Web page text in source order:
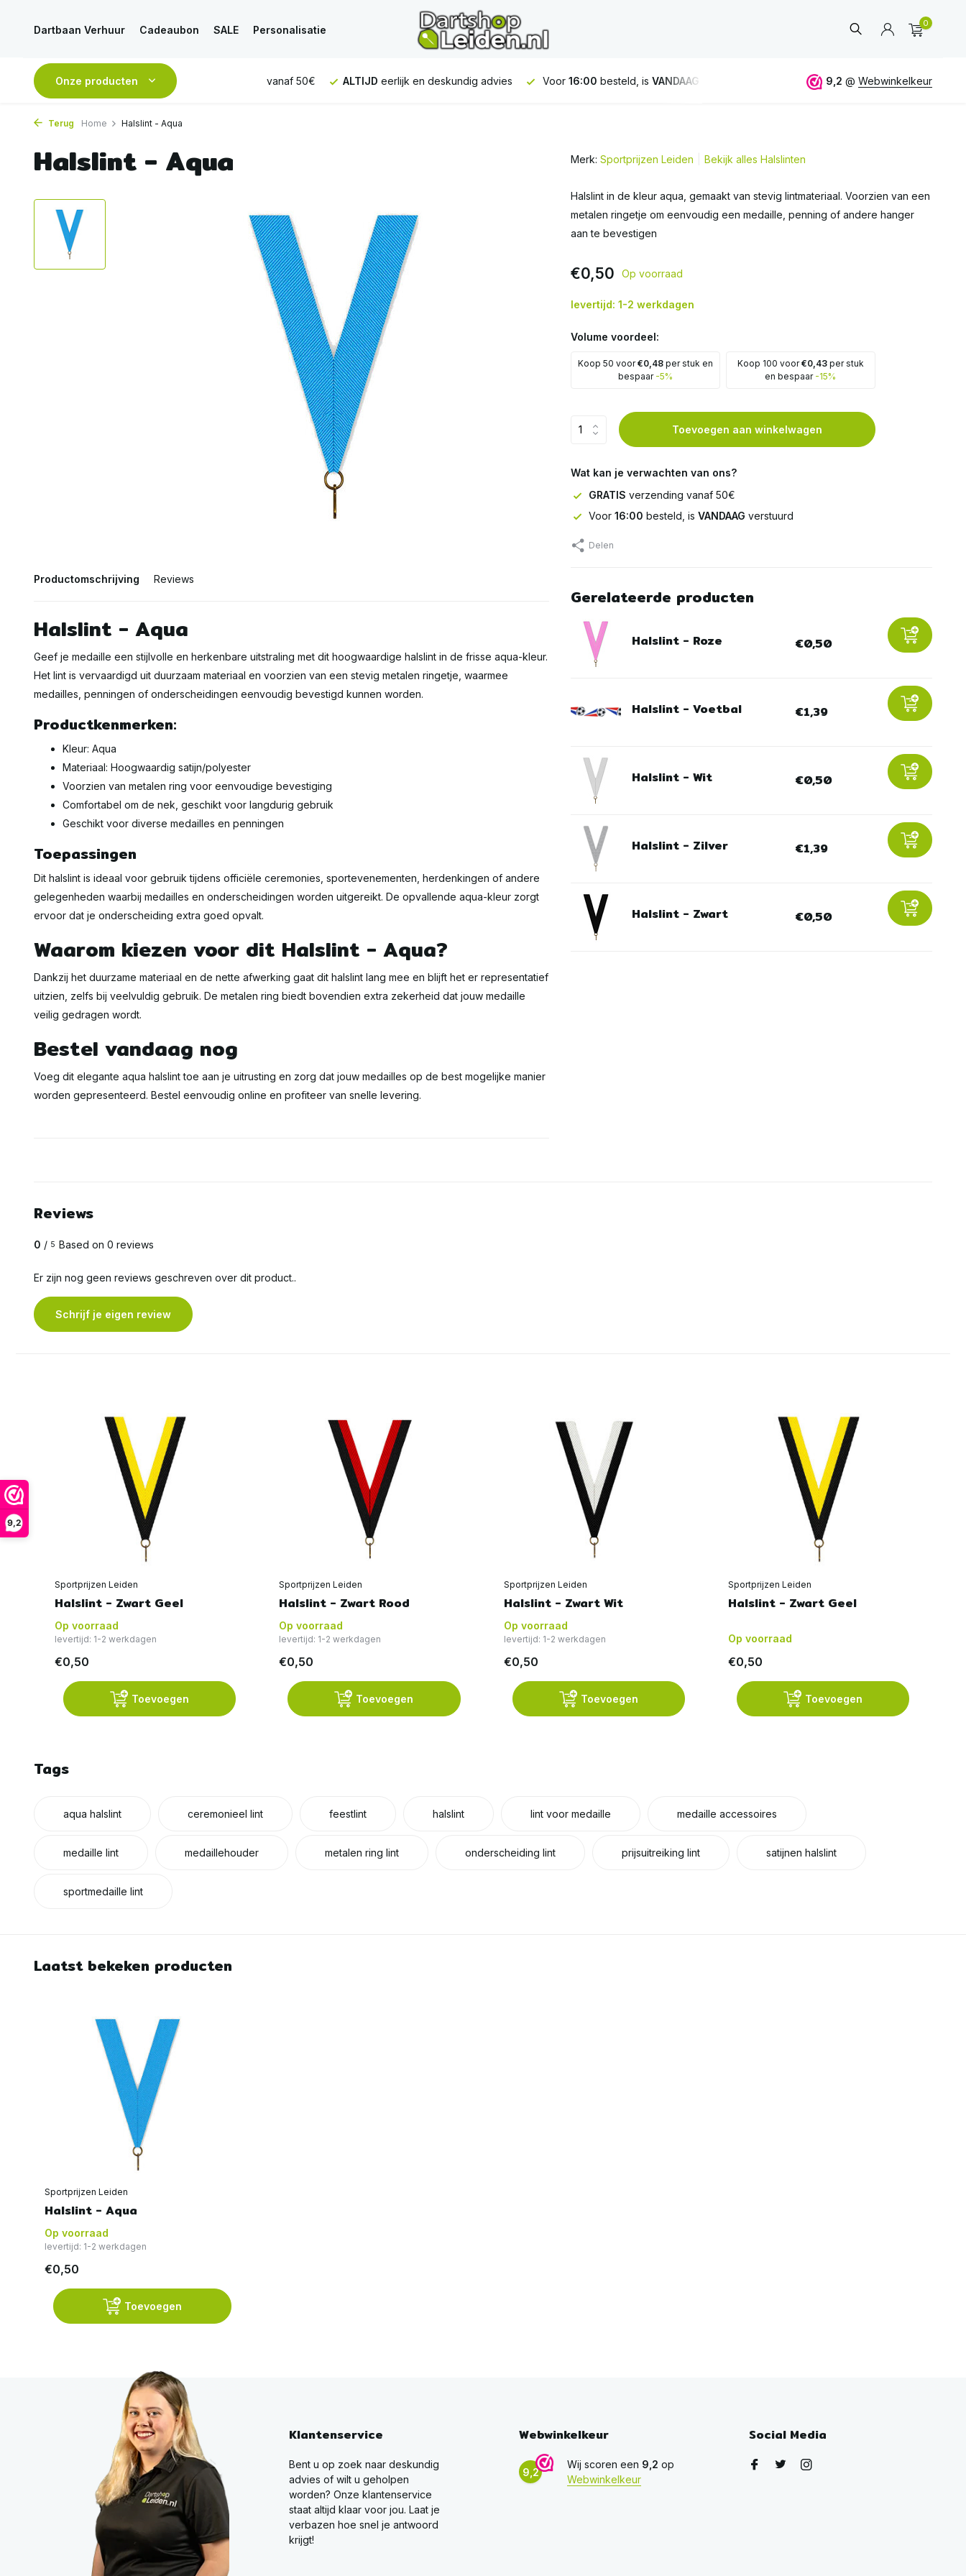
9,2
Dartbaan Verhuur Cadeaubon SALE Personalisatie
0
Onze producten
VANDAAGverstuurd GRATIS verzending vanaf 50€ ALTIJDeerlijk en deskundig advies Voor 16:00besteld, isVANDAAGverstuurd verzending vanaf 50€
9,2 @ Webwinkelkeur
Terug Home Halslint - Aqua
Halslint - Aqua
Productomschrijving Reviews
Halslint - Aqua
Geef je medaille een stijlvolle en herkenbare uitstraling met dit hoogwaardige halslint in de frisse aqua-kleur.
Het lint is vervaardigd uit duurzaam materiaal en voorzien van een stevig metalen ringetje, waarmee
medailles, penningen of onderscheidingen eenvoudig bevestigd kunnen worden.
Productkenmerken:
Kleur: Aqua
Materiaal: Hoogwaardig satijn/polyester
Voorzien van metalen ring voor eenvoudige bevestiging
Comfortabel om de nek, geschikt voor langdurig gebruik
Geschikt voor diverse medailles en penningen
Toepassingen
Dit halslint is ideaal voor gebruik tijdens officiële ceremonies, sportevenementen, herdenkingen of andere
gelegenheden waarbij medailles en onderscheidingen worden uitgereikt. De opvallende aqua-kleur zorgt
ervoor dat je onderscheiding extra goed opvalt.
Waarom kiezen voor dit Halslint - Aqua?
Dankzij het duurzame materiaal en de nette afwerking gaat dit halslint lang mee en blijft het er representatief
uitzien, zelfs bij veelvuldig gebruik. De metalen ring biedt bovendien extra zekerheid dat jouw medaille
veilig gedragen wordt.
Bestel vandaag nog
Voeg dit elegante aqua halslint toe aan je uitrusting en zorg dat jouw medailles op de best mogelijke manier
worden gepresenteerd. Bestel eenvoudig online en profiteer van snelle levering.
Merk: Sportprijzen Leiden Bekijk alles Halslinten
Halslint in de kleur aqua, gemaakt van stevig lintmateriaal. Voorzien van een
metalen ringetje om eenvoudig een medaille, penning of andere hanger
aan te bevestigen
€0,50 Op voorraad
levertijd: 1-2 werkdagen
Volume voordeel:
Koop 50 voor€0,48per stuk en
bespaar -5%
Koop 100 voor€0,43per stuk
en bespaar -15%
Toevoegen aan winkelwagen
Wat kan je verwachten van ons?
GRATIS verzending vanaf 50€
Voor 16:00 besteld, is VANDAAG verstuurd
Delen
Gerelateerde producten
Halslint - Roze €0,50
Halslint - Voetbal €1,39
Halslint - Wit €0,50
Halslint - Zilver €1,39
Halslint - Zwart €0,50
Reviews
0 / 5 Based on 0 reviews
Er zijn nog geen reviews geschreven over dit product..
Schrijf je eigen review
Sportprijzen Leiden
Halslint - Zwart Geel
Op voorraad
levertijd: 1-2 werkdagen
€0,50
Toevoegen
Sportprijzen Leiden
Halslint - Zwart Rood
Op voorraad
levertijd: 1-2 werkdagen
€0,50
Toevoegen
Sportprijzen Leiden
Halslint - Zwart Wit
Op voorraad
levertijd: 1-2 werkdagen
€0,50
Toevoegen
Sportprijzen Leiden
Halslint - Zwart Geel
Op voorraad
€0,50
Toevoegen
Tags
aqua halslint ceremonieel lint feestlint halslint lint voor medaille medaille accessoires
medaille lint medaillehouder metalen ring lint onderscheiding lint prijsuitreiking lint satijnen halslint
sportmedaille lint
Laatst bekeken producten
Sportprijzen Leiden
Halslint - Aqua
Op voorraad
levertijd: 1-2 werkdagen
€0,50
Toevoegen
Klantenservice
Bent u op zoek naar deskundig
advies of wilt u geholpen
worden? Onze klantenservice
staat altijd klaar voor jou. Laat je
verbazen hoe snel je antwoord
krijgt!
Webwinkelkeur
9,2
Wij scoren een 9,2 op
Webwinkelkeur
Social Media